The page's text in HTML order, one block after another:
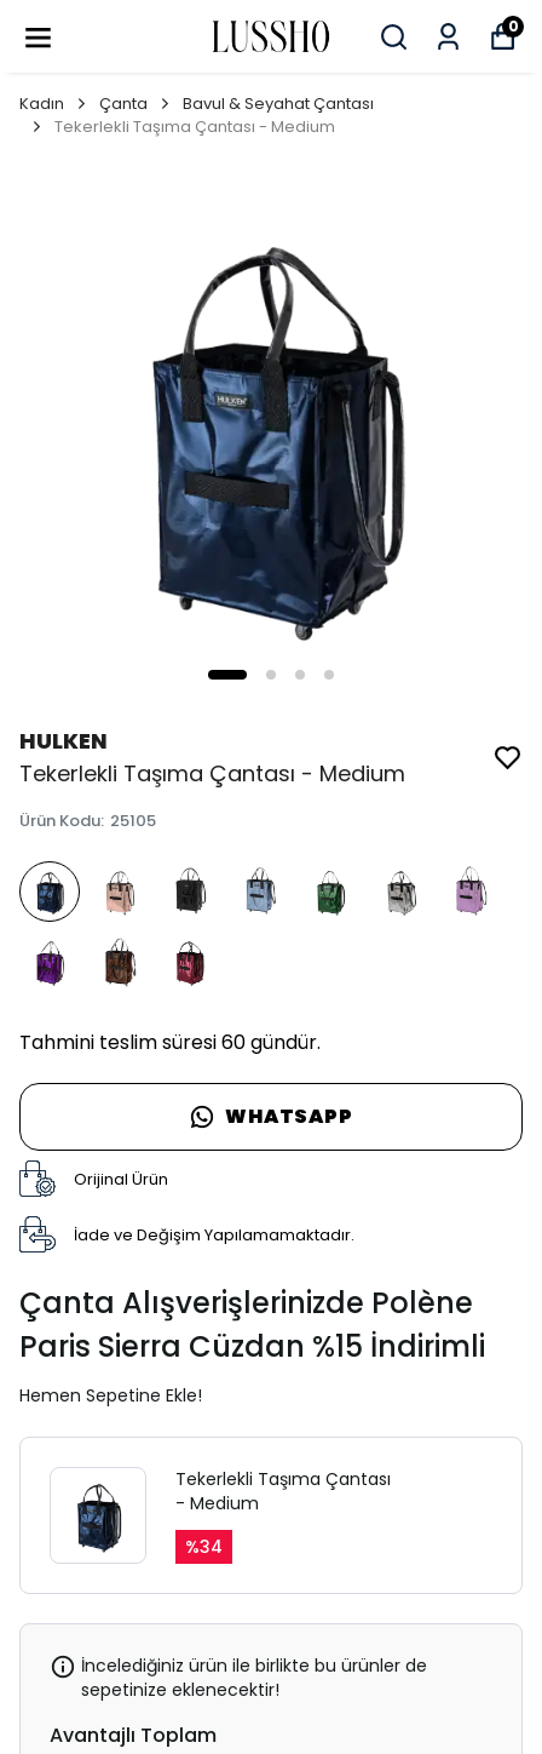
0
Kadın Çanta
Bavul & Seyahat Çantası
Tekerlekli Taşıma Çantası - Medium
HULKEN
Tekerlekli Taşıma Çantası - Medium
Ürün Kodu: 25105
Tahmini teslim süresi 60 gündür.
WHATSAPP
Orijinal Ürün
İade ve Değişim Yapılamamaktadır.
Çanta Alışverişlerinizde Polène
Paris Sierra Cüzdan %15 İndirimli
Hemen Sepetine Ekle!
Tekerlekli Taşıma Çantası
- Medium
%34
İncelediğiniz ürün ile birlikte bu ürünler de
sepetinize eklenecektir!
Avantajlı Toplam